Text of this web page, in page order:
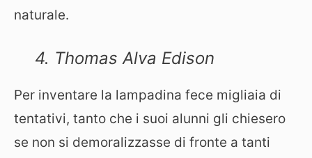
naturale.
4. Thomas Alva Edison
Per inventare la lampadina fece migliaia di
tentativi, tanto che i suoi alunni gli chiesero
se non si demoralizzasse di fronte a tanti